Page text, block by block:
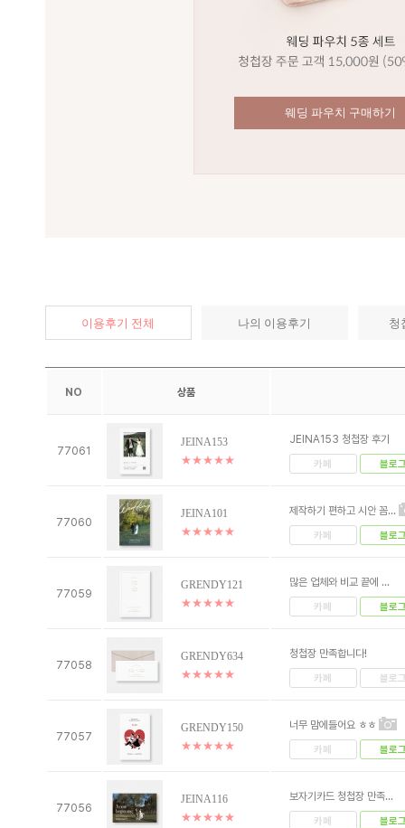
웨딩 파우치 구매하기
이용후기 전체 나의 이용후기 청
NO 상품
77061
JEINA153
★★★★★
JEINA153 청첩장 후기
카페 블로
77060
JEINA101
★★★★★
제작하기 편하고 시안 꼼...
카페 블로
77059
GRENDY121
★★★★★
많은 업체와 비교 끝에 ...
카페 블로
77058
GRENDY634
★★★★★
청첩장 만족합니다!
카페 블로
77057
GRENDY150
★★★★★
너무 맘에들어요 ㅎㅎ
카페 블로
77056
JEINA116
★★★★★
보자기카드 청첩장 만족...
카페 블로